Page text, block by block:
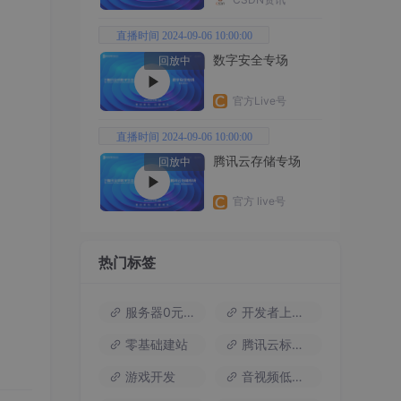
直播时间 2024-09-06 10:00:00
回放中
数字安全专场
官方Live号
直播时间 2024-09-06 10:00:00
回放中
腾讯云存储专场
官方 live号
热门标签
服务器0元试用 开发者上云包
零基础建站 腾讯云标杆案例
游戏开发 音视频低代码